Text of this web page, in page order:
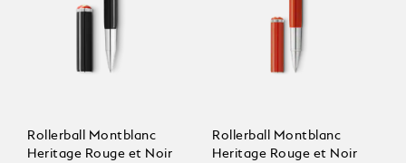
Rollerball Montblanc
Heritage Rouge et Noir
Rollerball Montblanc
Heritage Rouge et Noir